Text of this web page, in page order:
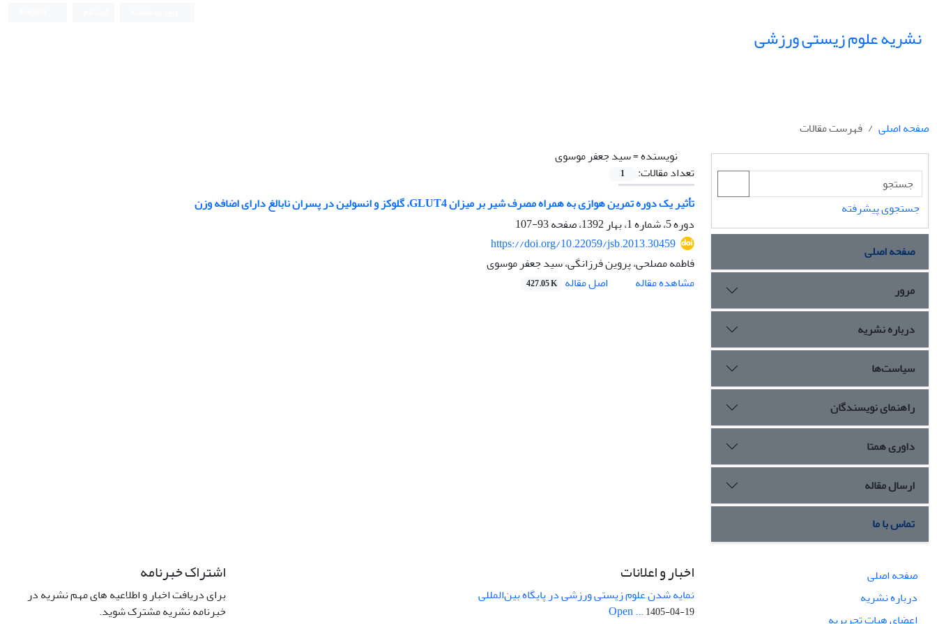
نشریه علوم زیستی ورزشی
صفحه اصلی
فهرست مقالات
نویسنده =سید جعفر موسوی
تعداد مقالات:
1
تأثیر یک دوره تمرین هوازی به همراه مصرف شیر بر میزان GLUT4، گلوکز و انسولین در پسران نابالغ دارای اضافه وزن
دوره 5، شماره 1، بهار 1392، صفحه
93-107
https://doi.org/10.22059/jsb.2013.30459
فاطمه مصلحی، پروین فرزانگی، سید جعفر موسوی
مشاهده مقاله
اصل مقاله 427.05 K
جستجوی پیشرفته
صفحه اصلی
مرور
درباره نشریه
سیاست‌ها
راهنمای نویسندگان
داوری همتا
ارسال مقاله
تماس با ما
صفحه اصلی
درباره نشریه
اعضای هیات تحریریه
اخبار و اعلانات
نمایه شدن علوم زیستی ورزشی در پایگاه بین‌المللی
Open ...1405-04-19
اشتراک خبرنامه
برای دریافت اخبار و اطلاعیه های مهم نشریه در
خبرنامه نشریه مشترک شوید.